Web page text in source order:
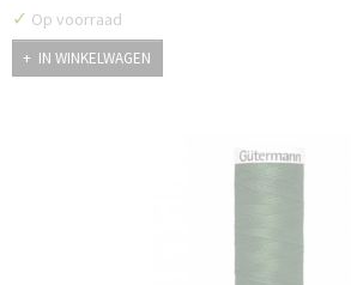
✓ Op voorraad
IN WINKELWAGEN